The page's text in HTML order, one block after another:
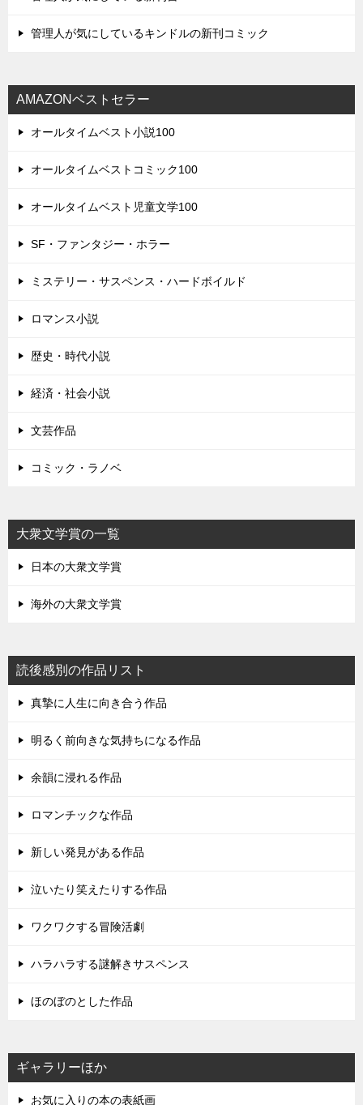
管理人が気にしているキンドルの新刊コミック
AMAZONベストセラー
オールタイムベスト小説100
オールタイムベストコミック100
オールタイムベスト児童文学100
SF・ファンタジー・ホラー
ミステリー・サスペンス・ハードボイルド
ロマンス小説
歴史・時代小説
経済・社会小説
文芸作品
コミック・ラノベ
大衆文学賞の一覧
日本の大衆文学賞
海外の大衆文学賞
読後感別の作品リスト
真摯に人生に向き合う作品
明るく前向きな気持ちになる作品
余韻に浸れる作品
ロマンチックな作品
新しい発見がある作品
泣いたり笑えたりする作品
ワクワクする冒険活劇
ハラハラする謎解きサスペンス
ほのぼのとした作品
ギャラリーほか
お気に入りの本の表紙画